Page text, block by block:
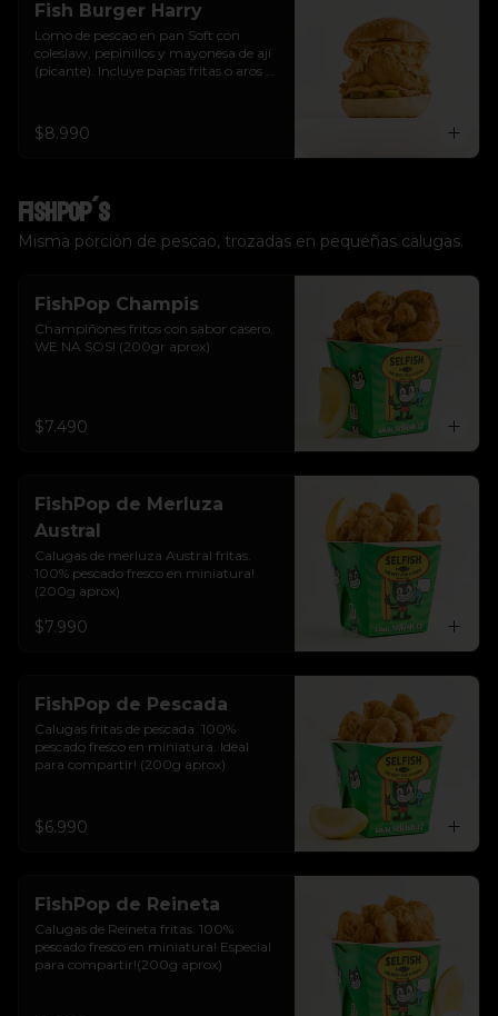
Fish Burger Harry
Lomo de pescao en pan Soft con
coleslaw, pepinillos y mayonesa de ají
(picante). Incluye papas fritas o aros de
$8.990
FishPop´s
Misma porción de pescao, trozadas en pequeñas calugas.
FishPop Champis
Champiñones fritos con sabor casero.
WE NA SOS! (200gr aprox)
$7.490
FishPop de Merluza
Austral
Calugas de merluza Austral fritas.
100% pescado fresco en miniatura!
(200g aprox)
$7.990
FishPop de Pescada
Calugas fritas de pescada. 100%
pescado fresco en miniatura. Ideal
para compartir! (200g aprox)
$6.990
FishPop de Reineta
Calugas de Reineta fritas. 100%
pescado fresco en miniatura! Especial
para compartir!(200g aprox)